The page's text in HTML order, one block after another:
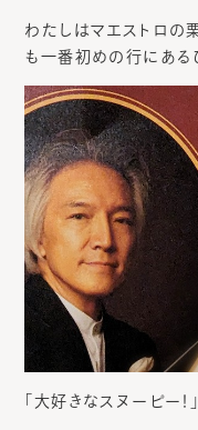
わたしはマエストロの
も一番初めの行にある
「大好きなスヌーピー！」